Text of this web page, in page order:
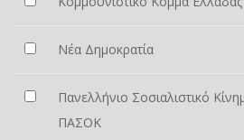
Νέα Δημοκρατία
Πανελλήνιο Σοσιαλιστικό
ΠΑΣΟΚ